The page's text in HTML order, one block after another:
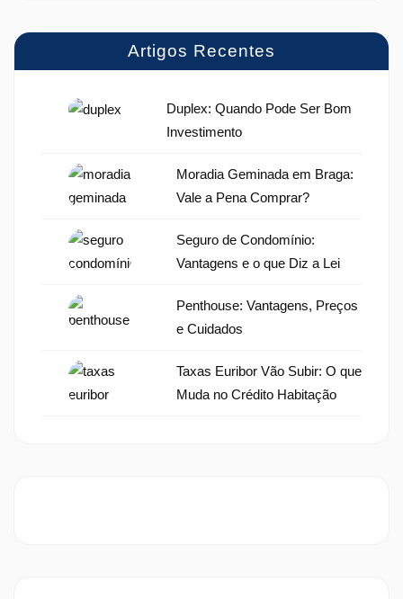
Artigos Recentes
Duplex: Quando Pode Ser Bom
Investimento
Moradia Geminada em Braga:
Vale a Pena Comprar?
Seguro de Condomínio:
Vantagens e o que Diz a Lei
Penthouse: Vantagens, Preços
e Cuidados
Taxas Euribor Vão Subir: O que
Muda no Crédito Habitação